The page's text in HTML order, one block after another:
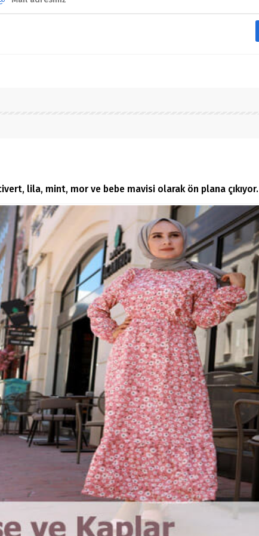
lila, mint, mor ve bebe mavisi olarak ön plana çıkıyor.